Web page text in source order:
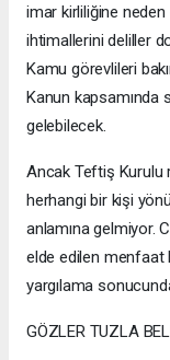
imar kirliliğine
ihtimallerini deliller
Kamu görevlileri
Kanun
gelebilecek.
Ancak Teftiş Kurulu
herhangi bir kişi
anlamına gelmiyor.
elde edilen menfaat
yargılama
GÖZLER TUZLA